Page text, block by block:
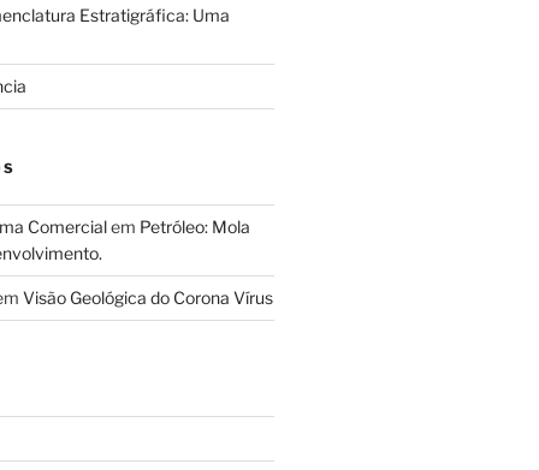
Estratigráfica: Uma
Comercialem Petróleo: Mola
Visão Geológica do Corona Vírus